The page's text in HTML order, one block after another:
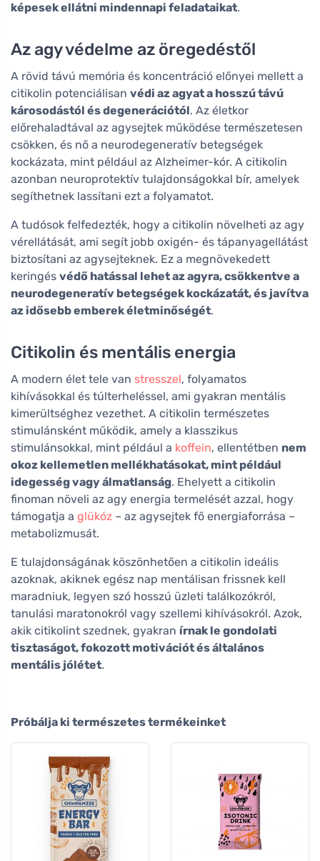
képesek ellátni mindennapi feladataikat.
Az agy védelme az öregedéstől
A rövid távú memória és koncentráció előnyei mellett a
citikolin potenciálisan védi az agyat a hosszú távú
károsodástól és degenerációtól. Az életkor
előrehaladtával az agysejtek működése természetesen
csökken, és nő a neurodegeneratív betegségek
kockázata, mint például az Alzheimer-kór. A citikolin
azonban neuroprotektív tulajdonságokkal bír, amelyek
segíthetnek lassítani ezt a folyamatot.
A tudósok felfedezték, hogy a citikolin növelheti az agy
vérellátását, ami segít jobb oxigén- és tápanyagellátást
biztosítani az agysejteknek. Ez a megnövekedett
keringés védő hatással lehet az agyra, csökkentve a
neurodegeneratív betegségek kockázatát, és javítva
az idősebb emberek életminőségét.
Citikolin és mentális energia
A modern élet tele van stresszel, folyamatos
kihívásokkal és túlterheléssel, ami gyakran mentális
kimerültséghez vezethet. A citikolin természetes
stimulánsként működik, amely a klasszikus
stimulánsokkal, mint például a koffein, ellentétben nem
okoz kellemetlen mellékhatásokat, mint például
idegesség vagy álmatlanság. Ehelyett a citikolin
finoman növeli az agy energia termelését azzal, hogy
támogatja a glükóz – az agysejtek fő energiaforrása –
metabolizmusát.
E tulajdonságának köszönhetően a citikolin ideális
azoknak, akiknek egész nap mentálisan frissnek kell
maradniuk, legyen szó hosszú üzleti találkozókról,
tanulási maratonokról vagy szellemi kihívásokról. Azok,
akik citikolint szednek, gyakran írnak le gondolati
tisztaságot, fokozott motivációt és általános
mentális jólétet.
Próbálja ki természetes termékeinket